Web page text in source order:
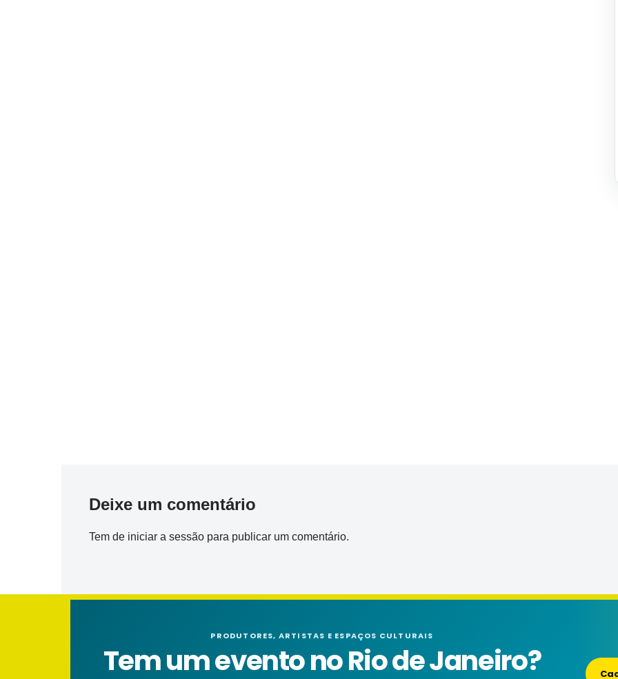
Deixe um comentário
Tem de iniciar a sessão para publicar um comentário.
PRODUTORES, ARTISTAS E ESPAÇOS CULTURAIS
Tem um evento no Rio de Janeiro?